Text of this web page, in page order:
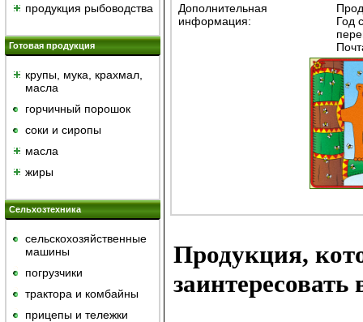
продукция рыбоводства
Готовая продукция
крупы, мука, крахмал,
масла
горчичный порошок
cоки и сиропы
масла
жиры
Сельхозтехника
сельскохозяйственные
машины
погрузчики
трактора и комбайны
прицепы и тележки
Дополнительная
информация:
Год
Продукция,